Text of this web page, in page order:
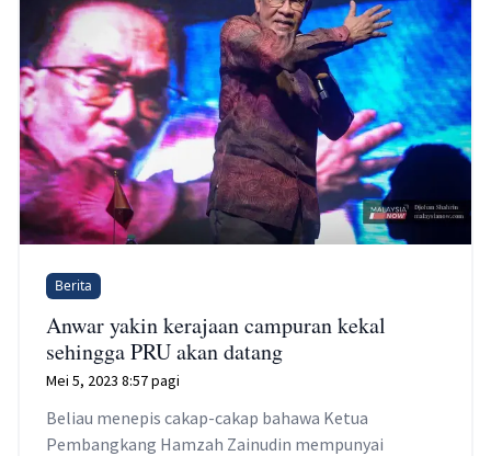
Berita
Anwar yakin kerajaan campuran kekal
sehingga PRU akan datang
Mei 5, 2023 8:57 pagi
Beliau menepis cakap-cakap bahawa Ketua
Pembangkang Hamzah Zainudin mempunyai